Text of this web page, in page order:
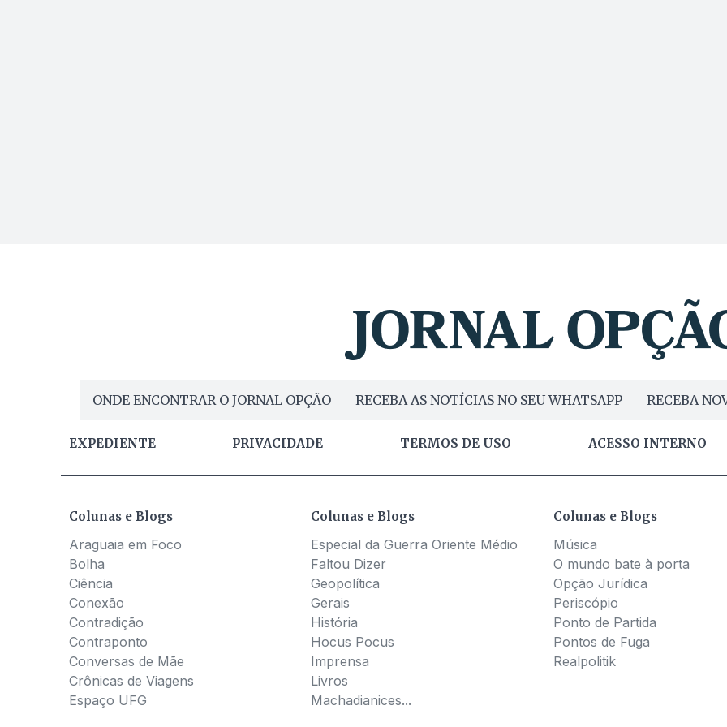
ONDE ENCONTRAR O JORNAL OPÇÃO RECEBA AS NOTÍCIAS NO SEU WHATSAPP RECEBA
EXPEDIENTE PRIVACIDADE TERMOS DE USO ACESSO INTERNO
Colunas e Blogs
Araguaia em Foco
Bolha
Ciência
Conexão
Contradição
Contraponto
Conversas de Mãe
Crônicas de Viagens
Espaço UFG
Colunas e Blogs
Especial da Guerra Oriente Médio
Faltou Dizer
Geopolítica
Gerais
História
Hocus Pocus
Imprensa
Livros
Machadianices...
Colunas e Blogs
Música
O mundo bate à porta
Opção Jurídica
Periscópio
Ponto de Partida
Pontos de Fuga
Realpolitik